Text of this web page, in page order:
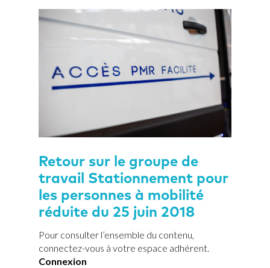
Retour sur le groupe de
travail Stationnement pour
les personnes à mobilité
réduite du 25 juin 2018
Pour consulter l’ensemble du contenu,
connectez-vous à votre espace adhérent.
Connexion